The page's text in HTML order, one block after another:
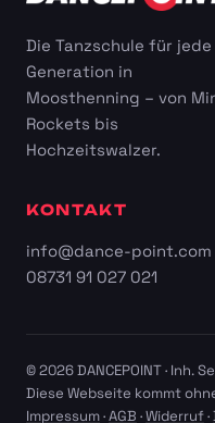
Die Tanzschule für jede
Generation in
Moosthenning – von
Rockets bis
Hochzeitswalzer.
KONTAKT
info@dance-point.com
08731 91 027 021
© 2026 DANCEPOINT · Inh.
Diese Webseite kommt
Impressum·AGB ·Widerruf·